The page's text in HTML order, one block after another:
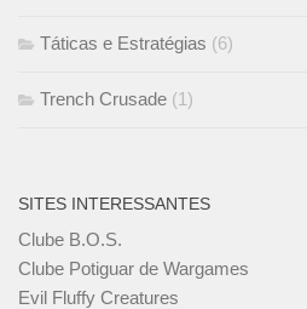
Táticas e Estratégias (6)
Trench Crusade (1)
SITES INTERESSANTES
Clube B.O.S.
Clube Potiguar de Wargames
Evil Fluffy Creatures